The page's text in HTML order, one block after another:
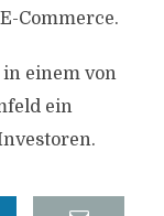
Commerce.
in einem von
ein